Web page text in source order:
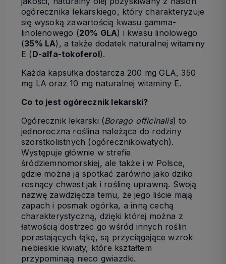
ogórecznika lekarskiego, który charakteryzuje
się wysoką zawartością kwasu gamma-
linolenowego (20% GLA) i kwasu linolowego
(35% LA), a także dodatek naturalnej witaminy
E (D-alfa-tokoferol).
Każda kapsułka dostarcza 200 mg GLA, 350
mg LA oraz 10 mg naturalnej witaminy E.
Co to jest ogórecznik lekarski?
Ogórecznik lekarski (Borago officinalis) to
jednoroczna roślina należąca do rodziny
szorstkolistnych (ogórecznikowatych).
Występuje głównie w strefie
śródziemnomorskiej, ale także i w Polsce,
gdzie można ją spotkać zarówno jako dziko
rosnący chwast jak i roślinę uprawną. Swoją
nazwę zawdzięcza temu, że jego liście mają
zapach i posmak ogórka, a inną cechą
charakterystyczną, dzięki której można z
łatwością dostrzec go wśród innych roślin
porastających łąkę, są przyciągające wzrok
niebieskie kwiaty, które kształtem
przypominają nieco gwiazdki.